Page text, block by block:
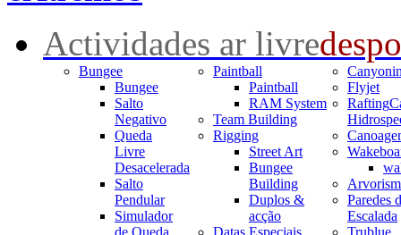
Actividades ar livre
Bungee
Bungee
Salto
Negativo
Queda
Livre
Desacelerada
Salto
Pendular
Simulador
de Queda
Paintball
Paintball
RAM System
Team Building
Rigging
Street Art
Bungee
Building
Duplos &
acção
Datas Especiais
Flyjet
Rafting
Paredes
Escalada
Trublue